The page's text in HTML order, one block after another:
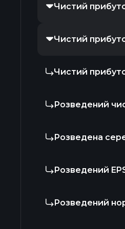
Чистий
Чистий
Чистий
Розведений
Розведена
Розведений
Розведений